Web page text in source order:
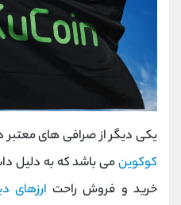
یکی دیگر از صرافی های معتبر
کوکوینمی باشد که به دلیل
خرید و فروش راحت ارزهای